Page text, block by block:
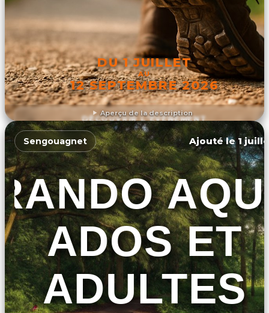
Aperçu de la description
DU 1 JUILLET
AU
12 SEPTEMBRE 2026
DÉCOUVRIR L'ÉVÉNEMENT
Sengouagnet Ajouté le 1
ADOS ET
ADULTES